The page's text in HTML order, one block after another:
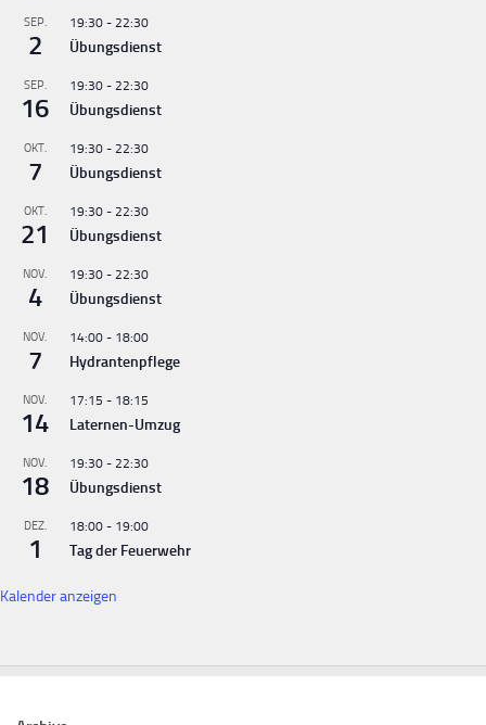
SEP.
2
19:30 - 22:30
Übungsdienst
SEP.
16
19:30 - 22:30
Übungsdienst
OKT.
7
19:30 - 22:30
Übungsdienst
OKT.
21
19:30 - 22:30
Übungsdienst
NOV.
4
19:30 - 22:30
Übungsdienst
NOV.
7
14:00 - 18:00
Hydrantenpflege
NOV.
14
17:15 - 18:15
Laternen-Umzug
NOV.
18
19:30 - 22:30
Übungsdienst
DEZ.
1
18:00 - 19:00
Tag der Feuerwehr
Kalender anzeigen